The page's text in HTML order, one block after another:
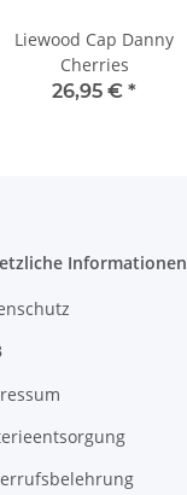
Liewood Cap Danny
Cherries
26,95 € *
Informationen